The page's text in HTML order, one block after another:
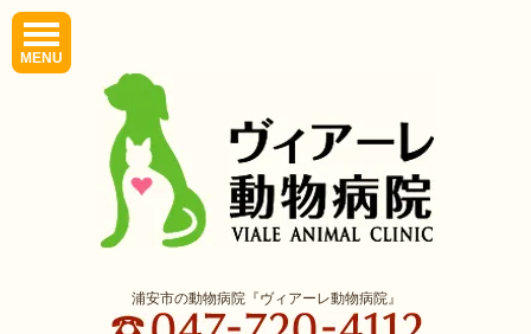
MENU
浦安市の動物病院『ヴィアーレ動物病院』